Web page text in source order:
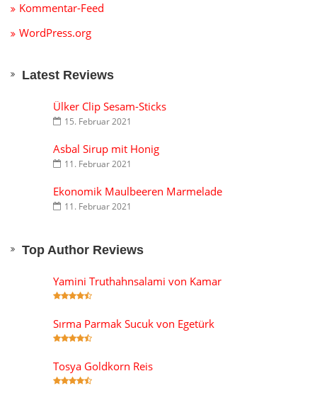
Kommentar-Feed
WordPress.org
Latest Reviews
Ülker Clip Sesam-Sticks
15. Februar 2021
Asbal Sirup mit Honig
11. Februar 2021
Ekonomik Maulbeeren Marmelade
11. Februar 2021
Top Author Reviews
Yamini Truthahnsalami von Kamar
Sırma Parmak Sucuk von Egetürk
Tosya Goldkorn Reis